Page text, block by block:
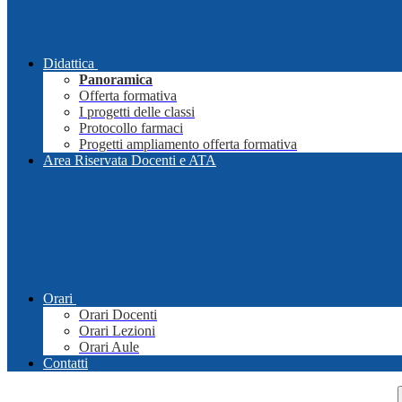
Didattica
Panoramica
Offerta formativa
I progetti delle classi
Protocollo farmaci
Progetti ampliamento offerta formativa
Area Riservata Docenti e ATA
Orari
Orari Docenti
Orari Lezioni
Orari Aule
Contatti